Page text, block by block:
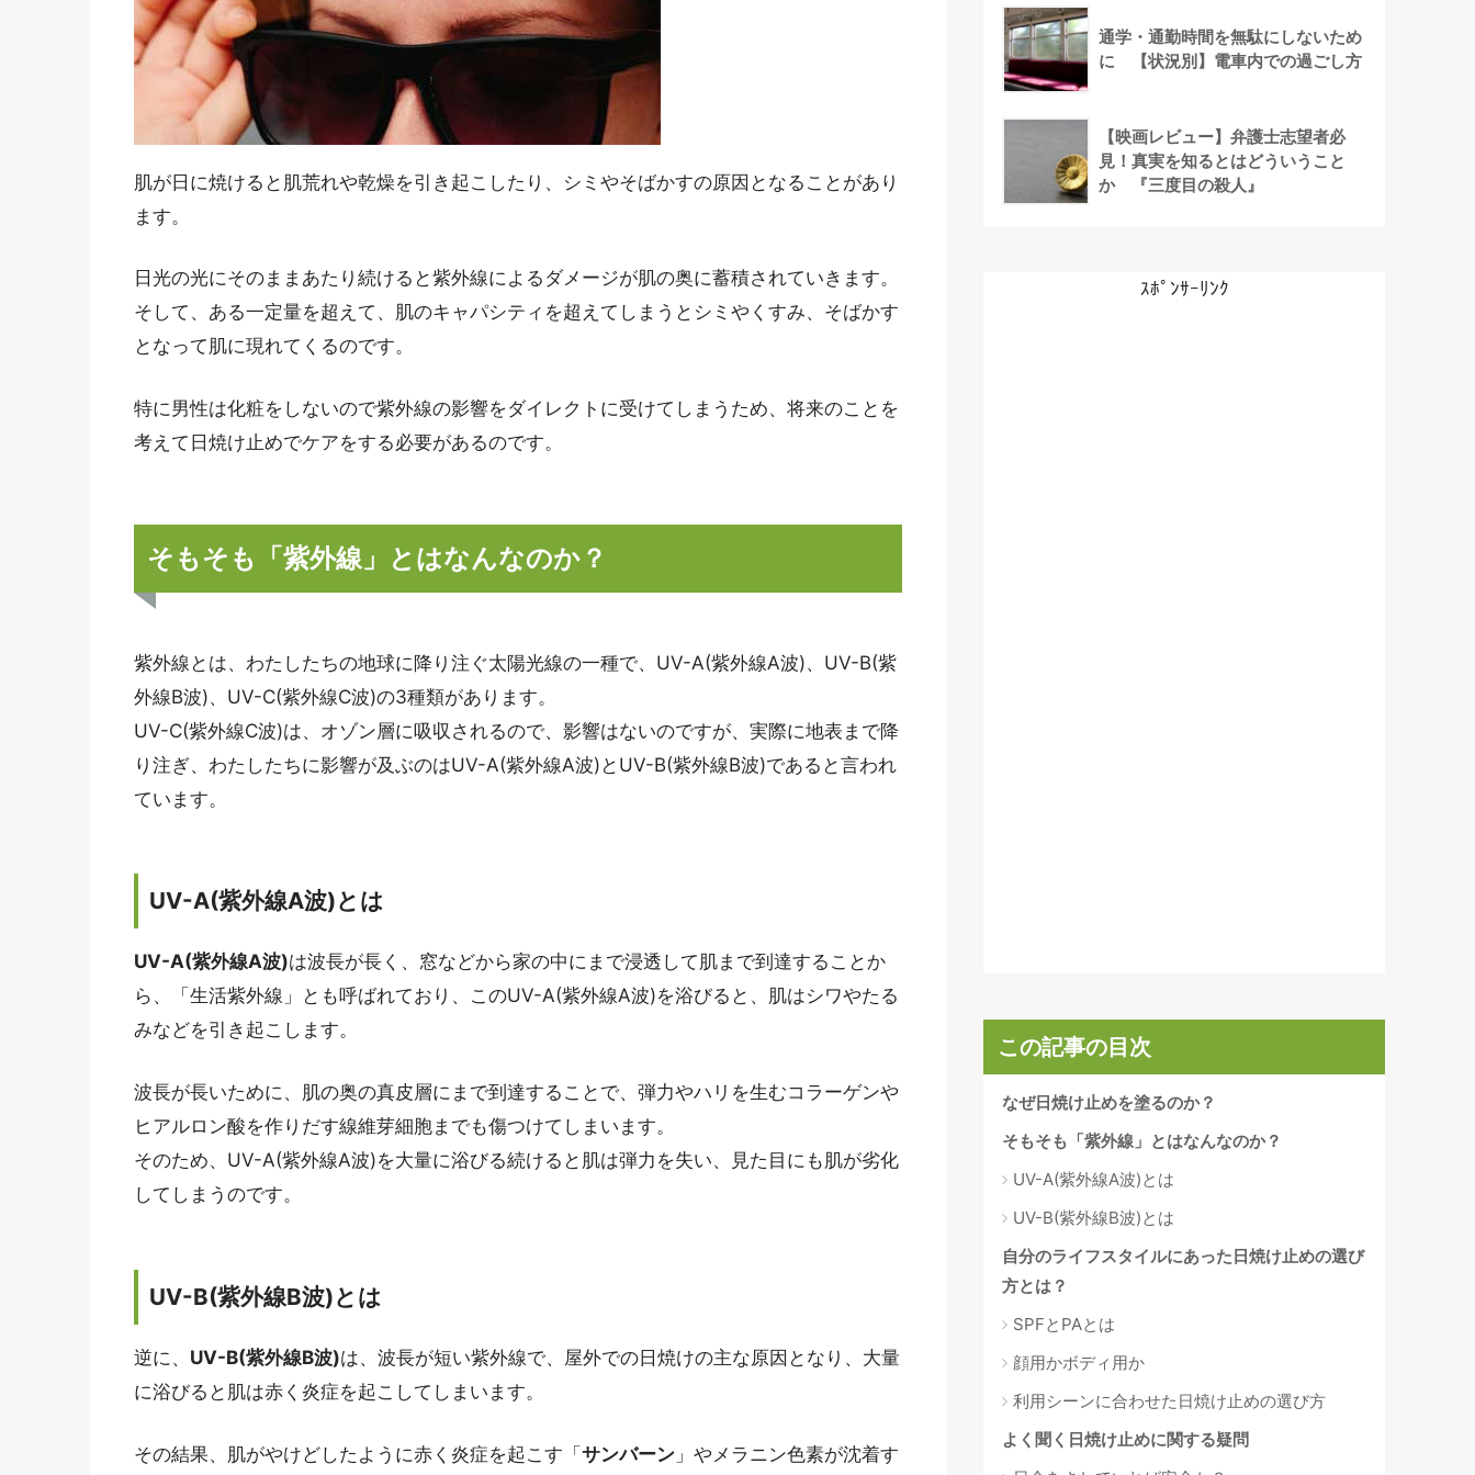
肌が日に焼けると肌荒れや乾燥を引き起こしたり、シミやそばかすの原因となることがあり
ます。
日光の光にそのままあたり続けると紫外線によるダメージが肌の奥に蓄積されていきます。
そして、ある一定量を超えて、肌のキャパシティを超えてしまうとシミやくすみ、そばかす
となって肌に現れてくるのです。
特に男性は化粧をしないので紫外線の影響をダイレクトに受けてしまうため、将来のことを
考えて日焼け止めでケアをする必要があるのです。
そもそも「紫外線」とはなんなのか？
紫外線とは、わたしたちの地球に降り注ぐ太陽光線の一種で、UV-A(紫外線A波)、UV-B(紫
外線B波)、UV-C(紫外線C波)の3種類があります。
UV-C(紫外線C波)は、オゾン層に吸収されるので、影響はないのですが、実際に地表まで降
り注ぎ、わたしたちに影響が及ぶのはUV-A(紫外線A波)とUV-B(紫外線B波)であると言われ
ています。
UV-A(紫外線A波)とは
UV-A(紫外線A波)は波長が長く、窓などから家の中にまで浸透して肌まで到達することか
ら、「生活紫外線」とも呼ばれており、このUV-A(紫外線A波)を浴びると、肌はシワやたる
みなどを引き起こします。
波長が長いために、肌の奥の真皮層にまで到達することで、弾力やハリを生むコラーゲンや
ヒアルロン酸を作りだす線維芽細胞までも傷つけてしまいます。
そのため、UV-A(紫外線A波)を大量に浴びる続けると肌は弾力を失い、見た目にも肌が劣化
してしまうのです。
UV-B(紫外線B波)とは
逆に、 UV-B(紫外線B波)は、波長が短い紫外線で、屋外での日焼けの主な原因となり、大量
に浴びると肌は赤く炎症を起こしてしまいます。
その結果、肌がやけどしたように赤く炎症を起こす「サンバーン 」やメラニン色素が沈着す
通学・通勤時間を無駄にしないため
に 【状況別】電車内での過ごし方
【映画レビュー】弁護士志望者必
見！真実を知るとはどういうこと
か 『三度目の殺人』
ｽﾎﾟﾝｻｰﾘﾝｸ
この記事の目次
なぜ日焼け止めを塗るのか？
そもそも「紫外線」とはなんなのか？
UV-A(紫外線A波)とは
UV-B(紫外線B波)とは
自分のライフスタイルにあった日焼け止めの選び
方とは？
SPFとPAとは
顔用かボディ用か
利用シーンに合わせた日焼け止めの選び方
よく聞く日焼け止めに関する疑問